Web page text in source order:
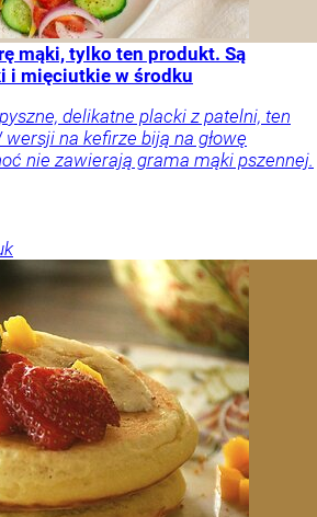
mąki, tylko ten produkt. Są
i mięciutkie w środku
delikatne placki z patelni, ten
na kefirze biją na głowę
nie zawierają grama mąki pszennej.